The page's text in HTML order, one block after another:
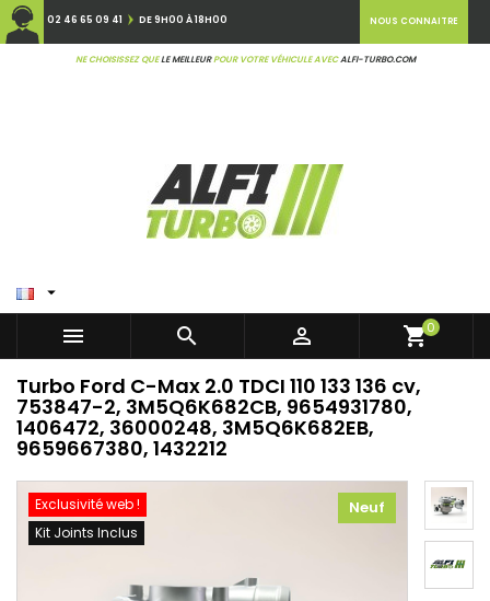
02 46 65 09 41 DE 9H00 À 18H00
NE CHOISISSEZ QUELE MEILLEURPOUR VOTRE VÉHICULE AVECALFI-TURBO.COM
NOUS CONNAITRE

   shopping_cart0
Turbo Ford C-Max 2.0 TDCI 110 133 136 cv,
753847-2, 3M5Q6K682CB, 9654931780,
1406472, 36000248, 3M5Q6K682EB,
9659667380, 1432212
Exclusivité web !
Kit Joints Inclus
Neuf